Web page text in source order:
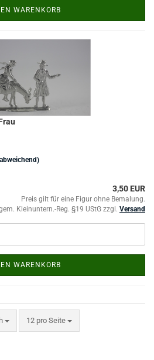
WARENKORB
3,50 EUR
Preis gilt für eine Figur ohne Bemalung.
Kleinuntern.-Reg. §19 UStG zzgl. Versand
WARENKORB
12 pro Seite
pro Seite